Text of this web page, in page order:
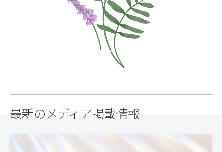
最新のメディア掲載情報